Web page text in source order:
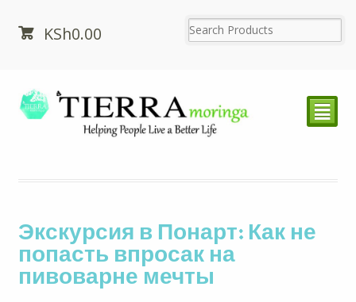
KSh0.00
²
Экскурсия в Понарт: Как не
попасть впросак на
пивоварне мечты